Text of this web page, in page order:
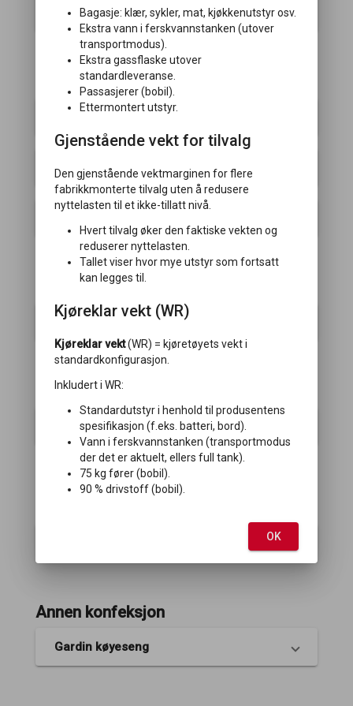
Aircondition
Kjøkken
Mikro
Fleksibelt overskap
Soverom
Fleksibelt overskap
Elektrisitet/Teknikk
Annen konfeksjon
Gardin køyeseng
Bagasje: klær, sykler, mat, kjøkkenutstyr osv.
Ekstra vann i ferskvannstanken (utover
transportmodus).
Ekstra gassflaske utover
standardleveranse.
Passasjerer (bobil).
Ettermontert utstyr.
Gjenstående vekt for tilvalg
Den gjenstående vektmarginen for flere
fabrikkmonterte tilvalg uten å redusere
nyttelasten til et ikke-tillatt nivå.
Hvert tilvalg øker den faktiske vekten og
reduserer nyttelasten.
Tallet viser hvor mye utstyr som fortsatt
kan legges til.
Kjøreklar vekt (WR)
Kjøreklar vekt(WR) = kjøretøyets vekt i
standardkonfigurasjon.
Inkludert i WR:
Standardutstyr i henhold til produsentens
spesifikasjon (f.eks. batteri, bord).
Vann i ferskvannstanken (transportmodus
der det er aktuelt, ellers full tank).
75 kg fører (bobil).
90 % drivstoff (bobil).
OK